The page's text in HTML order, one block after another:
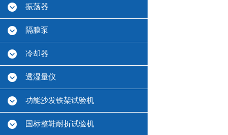
振荡器
隔膜泵
冷却器
透湿量仪
功能沙发铁架试验机
国标整鞋耐折试验机